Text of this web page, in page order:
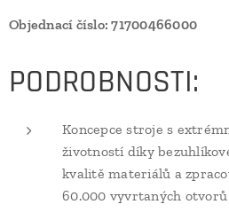
Objednací číslo: 71700466000
PODROBNOSTI:
Koncepce stroje s
životností díky
kvalitě materiálů a
60.000 vyvrtaných